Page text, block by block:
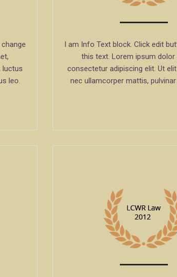
luctus
leo.
I am Info Text block. Click edit
this text. Lorem ipsum dolor
consectetur adipiscing elit. Ut
nec ullamcorper mattis,